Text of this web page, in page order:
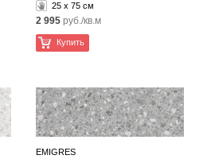
25 x 75 см
2 995 руб./кв.м
Купить
EMIGRES